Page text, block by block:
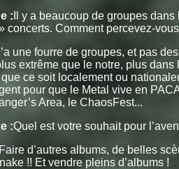
: Il y a beaucoup de groupes
concerts. Comment percevez-
une fourre de groupes, et pas
extrême que le notre, plus
ce soit localement ou
pour que le Metal vive en
Area, le ChaosFest...
:Quel est votre souhait pour
Faire d’autres albums, de belles
!! Et vendre pleins d’albums !